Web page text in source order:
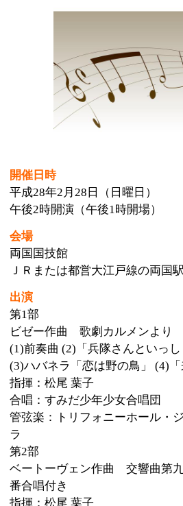
平成28年2月28日（日曜日）
午後2時開演（午後1時開場）
ＪＲまたは都営大江戸線の両国駅下車
(1)前奏曲 (2)「兵隊さんといっしょに」
(3)ハバネラ「恋は野の鳥」 (4)「来たぞ、来た
指揮：松尾 葉子
合唱：すみだ少年少女合唱団
ラ
第2部
ベートーヴェン作曲 交響曲第九番 二短調
番合唱付き
独唱：小林 沙羅（ソプラノ） 増田 弥生（アル
山本 耕平（テノール） 福島 明也（バリトン）
管弦楽：新日本フィルハーモニー交響楽団
合唱指揮：栗山 文昭 北川 博夫
チケット
［入場料（全席指定）］
1 イス席
（2階）S席 6000円、A席 4000円、B席 3000円
（1階）アリーナ席 5000円
2 マス席（1階）
A席 1名4000円、1マス12000円
＜マス席がお得です＞
標準の正方形マス席は3名様を定員としており
1マス（3名分の料金）
お求めいただきました場合は、チケットを1枚
トしておりますので、